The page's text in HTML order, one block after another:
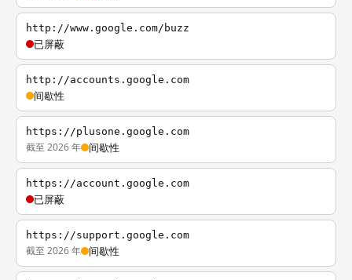
http://www.google.com/buzz
已屏蔽
http://accounts.google.com
间歇性
https://plusone.google.com
截至 2026 年 间歇性
https://account.google.com
已屏蔽
https://support.google.com
截至 2026 年 间歇性